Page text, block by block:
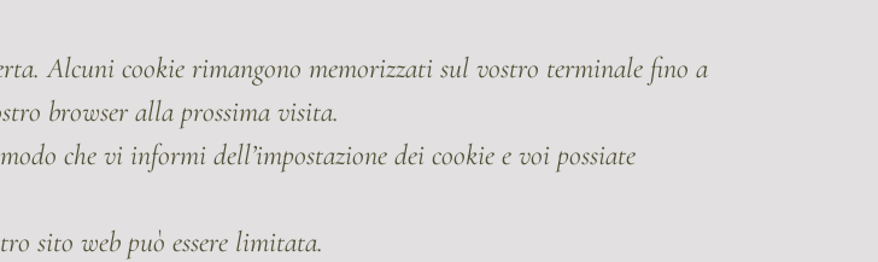
Alcuni cookie rimangono memorizzati sul vostro terminale fino a
browser alla prossima visita.
che vi informi dell’impostazione dei cookie e voi possiate
sito web può essere limitata.